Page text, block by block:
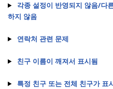
각종 설정이 반영되지 않음/다
하지 않음
연락처 관련 문제
친구 이름이 깨져서 표시됨
특정 친구 또는 전체 친구가 표